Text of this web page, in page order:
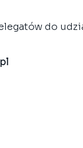
do